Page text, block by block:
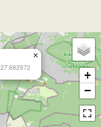
27.682972
×
+
−